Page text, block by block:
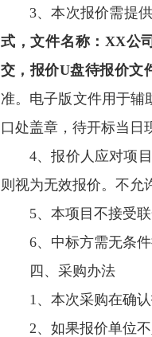
3、本次报价需提
式，文件名称：XX公
交，报价U盘待报价文
准。电子版文件用于辅
口处盖章，待开标当日
4、报价人应对项
则视为无效报价。不允
5、本项目不接受
6、中标方需无条
四、采购办法
1、本次采购在确
2、如果报价单位